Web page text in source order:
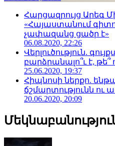
Հարցազրույց Արեգ
«Հայաստանում
չափազանց ցածր է»
06.08.2020, 22:26
Վերլուծություն.
բարձրանալո՞ւ է, թե՞
25.06.2020, 19:37
Հիպնոսի ներքո.
ճշմարտությունն ու
20.06.2020, 20:09